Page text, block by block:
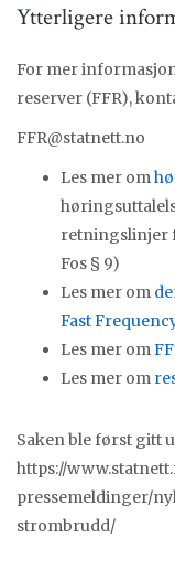
Ytterligere
For mer
reserver (FFR),
FFR@statnett.no
Les mer om
retningslinjer
Fos § 9)
Les mer om
Fast
Les mer om
Les mer om
Saken ble først gitt
https://
pressemeldinger/
strombrudd/